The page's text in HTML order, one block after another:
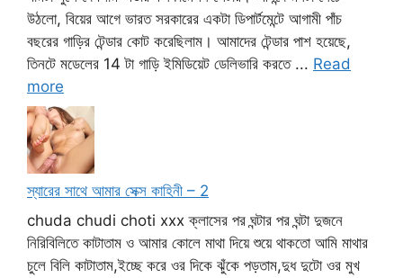
উঠলো, বিয়ের আগে ভারত সরকারের একটা ডিপার্টমেন্টে আগামী পাঁচ
বছরের গাড়ির টেন্ডার কোট করেছিলাম। আমাদের টেন্ডার পাশ হয়েছে,
তিনটে মডেলের 14 টা গাড়ি ইমিডিয়েট ডেলিভারি করতে ... Read
more
স্যারের সাথে আমার সেক্স কাহিনী – 2
chuda chudi choti xxx ক্লাসের পর ঘন্টার পর ঘন্টা দুজনে
নিরিবিলিতে কাটাতাম ও আমার কোলে মাথা দিয়ে শুয়ে থাকতো আমি মাথার
চুলে বিলি কাটাতাম,ইচ্ছে করে ওর দিকে ঝুঁকে পড়তাম,দুধ দুটো ওর মুখ